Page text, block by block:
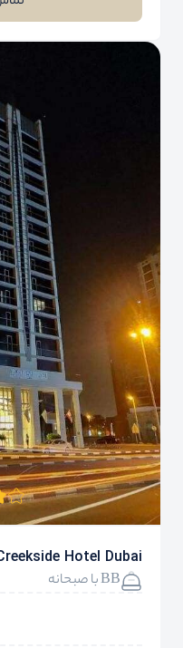
Hotel Dubai
BB با صبحانه